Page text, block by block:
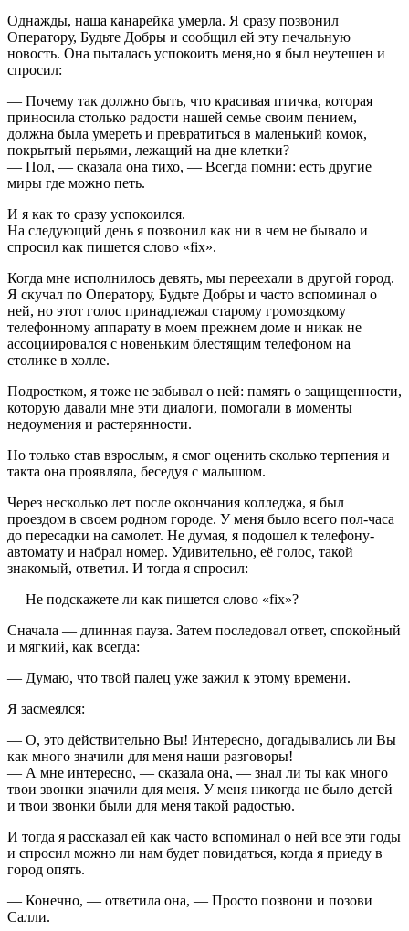
Однажды, наша канарейка умерла. Я сразу позвонил
Оператору, Будьте Добры и сообщил ей эту печальную
новость. Она пыталась успокоить меня,но я был неутешен и
спросил:
— Почему так должно быть, что красивая птичка, которая
приносила столько радости нашей семье своим пением,
должна была умереть и превратиться в маленький комок,
покрытый перьями, лежащий на дне клетки?
— Пол, — сказала она тихо, — Всегда помни: есть другие
миры где можно петь.
И я как то сразу успокоился.
На следующий день я позвонил как ни в чем не бывало и
спросил как пишется слово «fix».
Когда мне исполнилось девять, мы переехали в другой город.
Я скучал по Оператору, Будьте Добры и часто вспоминал о
ней, но этот голос принадлежал старому громоздкому
телефонному аппарату в моем прежнем доме и никак не
ассоциировался с новеньким блестящим телефоном на
столике в холле.
Подростком, я тоже не забывал о ней: память о защищенности,
которую давали мне эти диалоги, помогали в моменты
недоумения и растерянности.
Но только став взрослым, я смог оценить сколько терпения и
такта она проявляла, беседуя с малышом.
Через несколько лет после окончания колледжа, я был
проездом в своем родном городе. У меня было всего пол-часа
до пересадки на самолет. Не думая, я подошел к телефону-
автомату и набрал номер. Удивительно, её голос, такой
знакомый, ответил. И тогда я спросил:
— Не подскажете ли как пишется слово «fix»?
Сначала — длинная пауза. Затем последовал ответ, спокойный
и мягкий, как всегда:
— Думаю, что твой палец уже зажил к этому времени.
Я засмеялся:
— О, это действительно Вы! Интересно, догадывались ли Вы
как много значили для меня наши разговоры!
— А мне интересно, — сказала она, — знал ли ты как много
твои звонки значили для меня. У меня никогда не было детей
и твои звонки были для меня такой радостью.
И тогда я рассказал ей как часто вспоминал о ней все эти годы
и спросил можно ли нам будет повидаться, когда я приеду в
город опять.
— Конечно, — ответила она, — Просто позвони и позови
Салли.